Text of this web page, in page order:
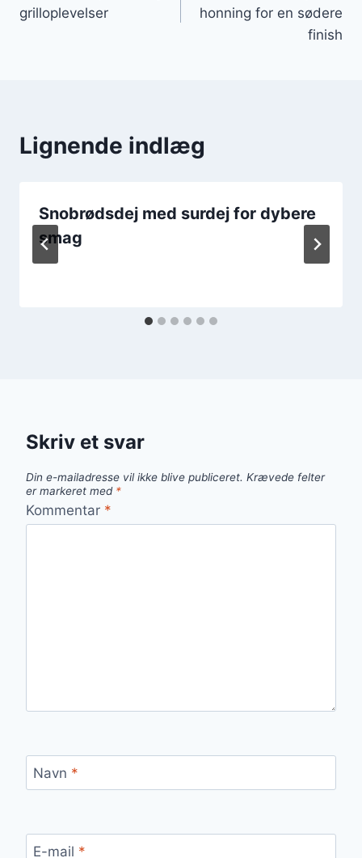
grilloplevelser
honning for en sødere
finish
Lignende indlæg
Snobrødsdej med surdej for dybere
smag
Skriv et svar
Din e-mailadresse vil ikke blive publiceret. Krævede felter
er markeret med *
Kommentar *
Navn *
E-mail *